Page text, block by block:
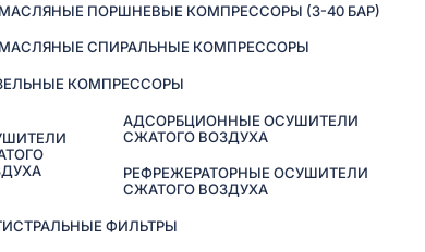
ПОРШНЕВЫЕ КОМПРЕССОРЫ (3-40 БАР)
СПИРАЛЬНЫЕ КОМПРЕССОРЫ
КОМПРЕССОРЫ
АДСОРБЦИОННЫЕ ОСУШИТЕЛИ
СЖАТОГО ВОЗДУХА
РЕФРЕЖЕРАТОРНЫЕ ОСУШИТЕЛИ
СЖАТОГО ВОЗДУХА
ФИЛЬТРЫ